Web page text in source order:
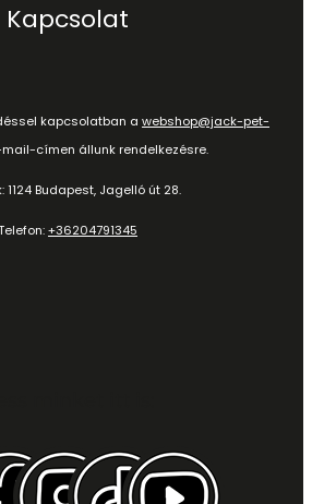
Kapcsolat
kapcsolatban a webshop@jack-pet-
címen állunk rendelkezésre.
1124 Budapest, Jagelló út 28.
+36204791345